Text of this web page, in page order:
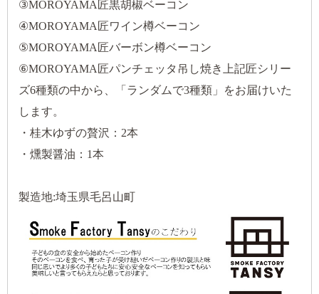
③MOROYAMA匠黒胡椒ベーコン
④MOROYAMA匠ワイン樽ベーコン
⑤MOROYAMA匠バーボン樽ベーコン
⑥MOROYAMA匠パンチェッタ吊し焼き上記匠シリー
ズ6種類の中から、「ランダムで3種類」をお届けいた
します。
・桂木ゆずの贅沢：2本
・燻製醤油：1本
製造地:埼玉県毛呂山町